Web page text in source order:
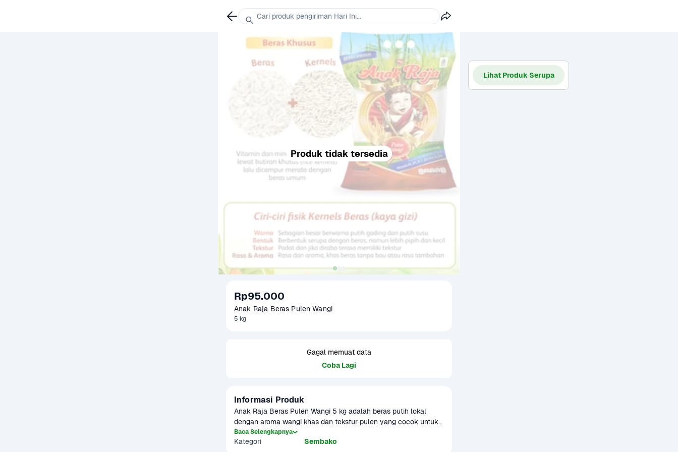
Produk tidak tersedia
Rp95.000
Anak Raja Beras Pulen Wangi
5 kg
Gagal memuat data
Coba Lagi
Informasi Produk
Anak Raja Beras Pulen Wangi 5 kg adalah beras putih lokal
dengan aroma wangi khas dan tekstur pulen yang cocok untuk
hidangan harian keluarga. Nasinya empuk, tidak mudah basi,
dan cocok dijadikan nasi putih biasa, nasi uduk, hingga nasi
Baca Selengkapnya
Kategori Sembako
Lihat Produk Serupa
Cari produk pengiriman Hari Ini...